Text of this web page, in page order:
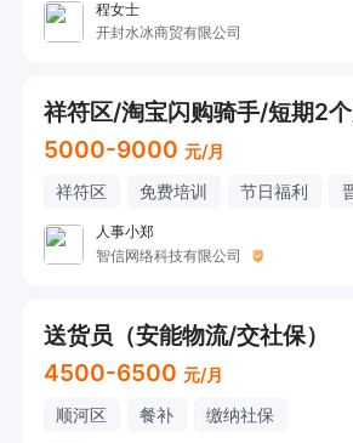
程女士
开封水冰商贸有限公司
祥符区/淘宝闪购骑手/短期2
5000-9000 元/月
祥符区 免费培训 节日福利
人事小郑
智信网络科技有限公司
送货员（安能物流/交社保）
4500-6500 元/月
顺河区 餐补 缴纳社保